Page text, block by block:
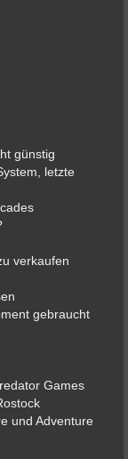
günstig
letzte
verkaufen
gebraucht
Games
und Adventure